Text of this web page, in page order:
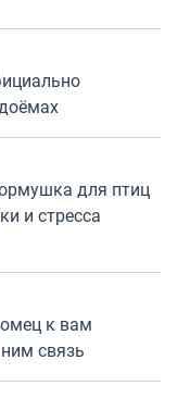
для птиц
и стресса
к вам
связь